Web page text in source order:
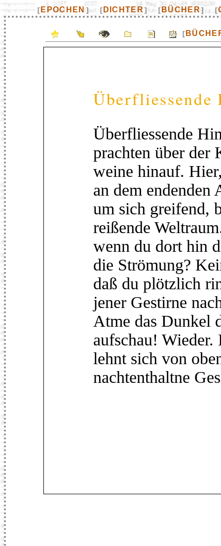
[ EPOCHEN ] [ DICHTER] [ BÜCHER] [
[
Überfliessende
Überfliessende
prachten über der
weine hinauf.
an dem endenden
um sich greifend,
reißende
wenn du dort hin
die Strömung?
daß du plötzlich
jener Gestirne
Atme das Dunkel
aufschau!
lehnt sich von
nachtenthaltne